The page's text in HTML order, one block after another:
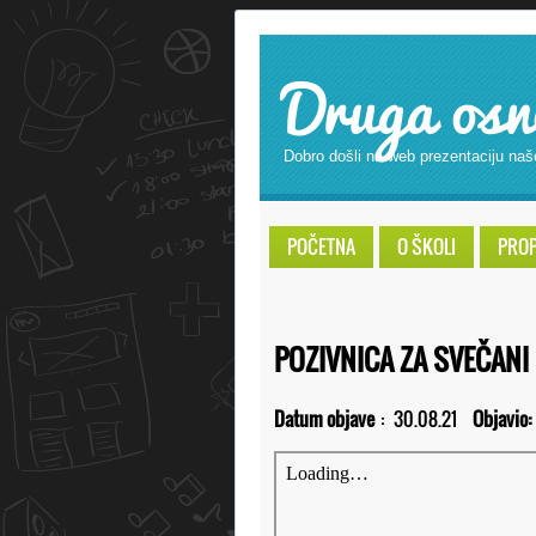
Druga
Dobro došli na web prezentaciju
POČETNA O ŠKOLI
POZIVNICA ZA
Datum objave : 30.08.21 Objavio: